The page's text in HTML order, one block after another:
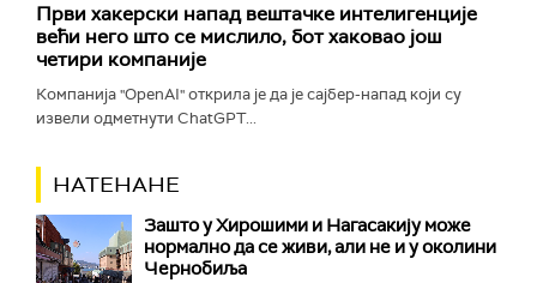
Први хакерски напад вештачке интелигенције
већи него што се мислило, бот хаковао још
четири компаније
Компанија "OpenAI" открила је да је сајбер-напад који су
извели одметнути ChatGPT...
НАТЕНАНЕ
Зашто у Хирошими и Нагасакију може
нормално да се живи, али не и у околини
Чернобиља